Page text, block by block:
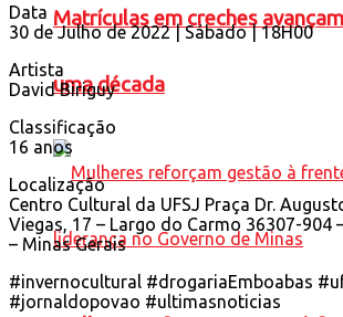
Matrículas em creches
uma década
Data
30 de Julho de 2022 | Sábado | 18H00
Artista
David Biriguy
Classificação
16 anos
Localização
Centro Cultural da UFSJ Praça Dr.
Viegas, 17 – Largo do Carmo 36307-904
– Minas Gerais
#invernocultural #drogariaEmboabas
#jornaldopovao #ultimasnoticias